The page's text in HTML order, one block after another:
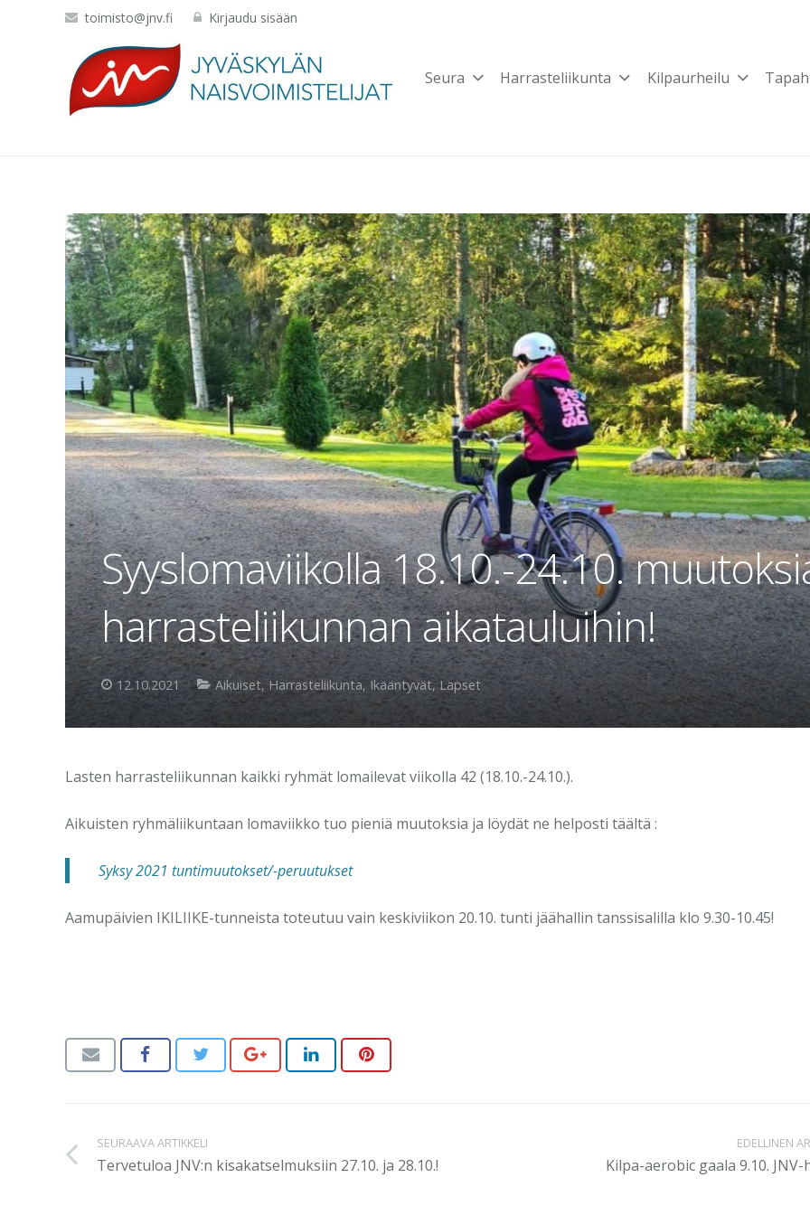
toimisto@jnv.fi Kirjaudu sisään
Seura Harrasteliikunta Kilpaurheilu
Syyslomaviikolla 18.10.-24.10.
harrasteliikunnan aikatauluihin!
12.10.2021 Aikuiset, Harrasteliikunta, Ikääntyvät,Lapset
Lasten harrasteliikunnan kaikki ryhmät lomailevat viikolla 42 (18.10.-24.10.).
Aikuisten ryhmäliikuntaan lomaviikko tuo pieniä muutoksia ja löydät ne helposti täältä :
Syksy 2021 tuntimuutokset/-peruutukset
Aamupäivien IKILIIKE-tunneista toteutuu vain keskiviikon 20.10. tunti jäähallin tanssisalilla klo 9.30-10.45!
EDELLINEN
Kilpa-aerobic gaala 9.10.
SEURAAVA ARTIKKELI
Tervetuloa JNV:n kisakatselmuksiin 27.10. ja 28.10.!